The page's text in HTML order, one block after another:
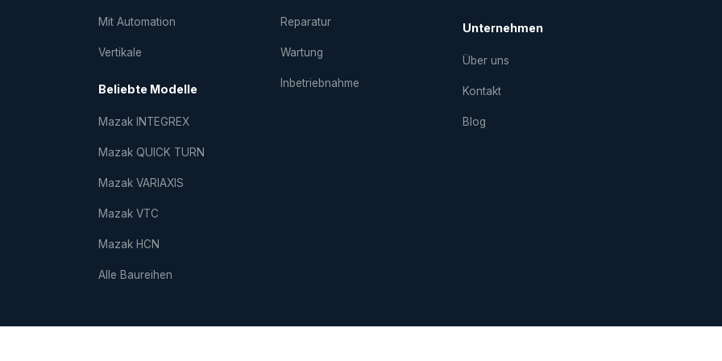
Mit Automation
Vertikale
Beliebte Modelle
Mazak INTEGREX
Mazak QUICK TURN
Mazak VARIAXIS
Mazak VTC
Mazak HCN
Alle Baureihen
Reparatur
Wartung
Inbetriebnahme
Unternehmen
Über uns
Kontakt
Blog